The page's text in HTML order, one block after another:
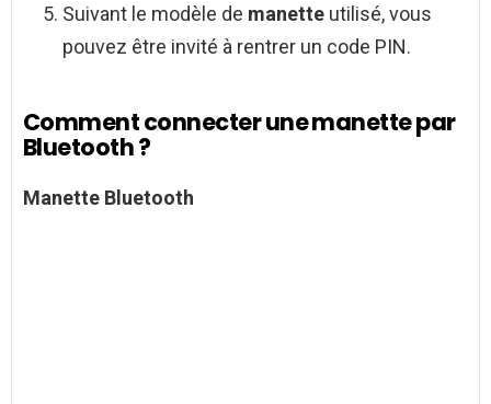
Suivant le modèle de manette utilisé, vous
pouvez être invité à rentrer un code PIN.
Comment connecter une manette par
Bluetooth ?
Manette Bluetooth